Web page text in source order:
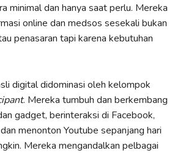
minimal dan hanya saat perlu. Mereka
online dan medsos sesekali bukan
penasaran tapi karena kebutuhan
digital didominasi oleh kelompok
. Mereka tumbuh dan berkembang
gadget, berinteraksi di Facebook,
menonton Youtube sepanjang hari
Mereka mengandalkan pelbagai